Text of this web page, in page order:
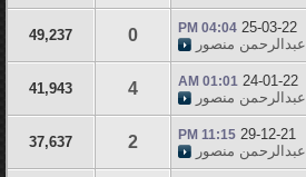
25-03-22
04:04 PM
عبدالرحمن منصور 0
49,237
24-01-22
01:01 AM
عبدالرحمن منصور 4
41,943
29-12-21
11:15 PM
عبدالرحمن منصور 2
37,637